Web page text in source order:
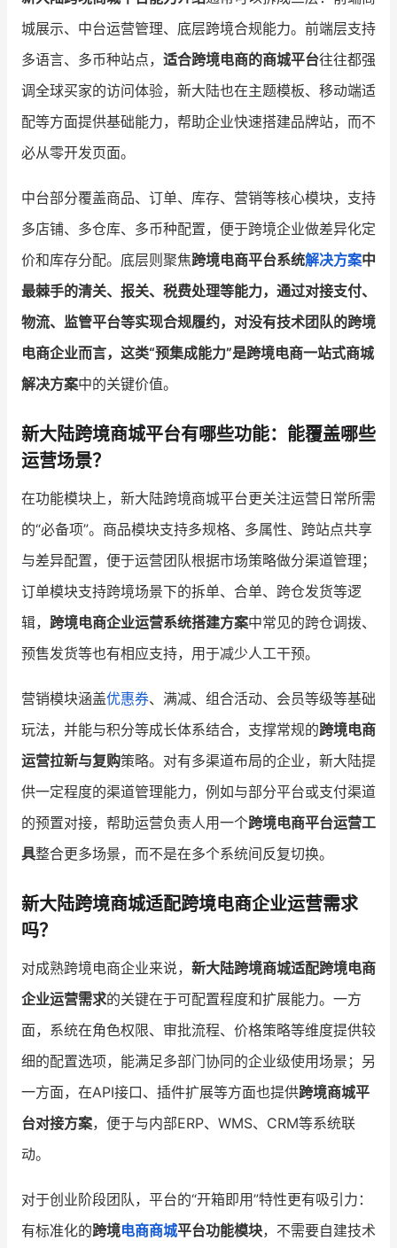
城展示、中台运营管理、底层跨境合规能力。前端层支持
多语言、多币种站点， 适合跨境电商的商城平台往往都强
调全球买家的访问体验，新大陆也在主题模板、移动端适
配等方面提供基础能力，帮助企业快速搭建品牌站，而不
必从零开发页面。
中台部分覆盖商品、订单、库存、营销等核心模块，支持
多店铺、多仓库、多币种配置，便于跨境企业做差异化定
价和库存分配。底层则聚焦跨境电商平台系统解决方案中
最棘手的清关、报关、税费处理等能力，通过对接支付、
物流、监管平台等实现合规履约，对没有技术团队的跨境
电商企业而言，这类“预集成能力”是跨境电商一站式商城
解决方案中的关键价值。
新大陆跨境商城平台有哪些功能：能覆盖哪些
运营场景？
在功能模块上，新大陆跨境商城平台更关注运营日常所需
的“必备项”。商品模块支持多规格、多属性、跨站点共享
与差异配置，便于运营团队根据市场策略做分渠道管理；
订单模块支持跨境场景下的拆单、合单、跨仓发货等逻
辑， 跨境电商企业运营系统搭建方案中常见的跨仓调拨、
预售发货等也有相应支持，用于减少人工干预。
营销模块涵盖优惠券、满减、组合活动、会员等级等基础
玩法，并能与积分等成长体系结合，支撑常规的跨境电商
运营拉新与复购策略。对有多渠道布局的企业，新大陆提
供一定程度的渠道管理能力，例如与部分平台或支付渠道
的预置对接，帮助运营负责人用一个跨境电商平台运营工
具整合更多场景，而不是在多个系统间反复切换。
新大陆跨境商城适配跨境电商企业运营需求
吗？
对成熟跨境电商企业来说， 新大陆跨境商城适配跨境电商
企业运营需求的关键在于可配置程度和扩展能力。一方
面，系统在角色权限、审批流程、价格策略等维度提供较
细的配置选项，能满足多部门协同的企业级使用场景；另
一方面，在API接口、插件扩展等方面也提供跨境商城平
台对接方案，便于与内部ERP、WMS、CRM等系统联
动。
对于创业阶段团队，平台的“开箱即用”特性更有吸引力：
有标准化的跨境电商商城平台功能模块，不需要自建技术